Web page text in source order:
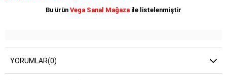
Bu ürün Vega Sanal Mağaza ile listelenmiştir
YORUMLAR(0)